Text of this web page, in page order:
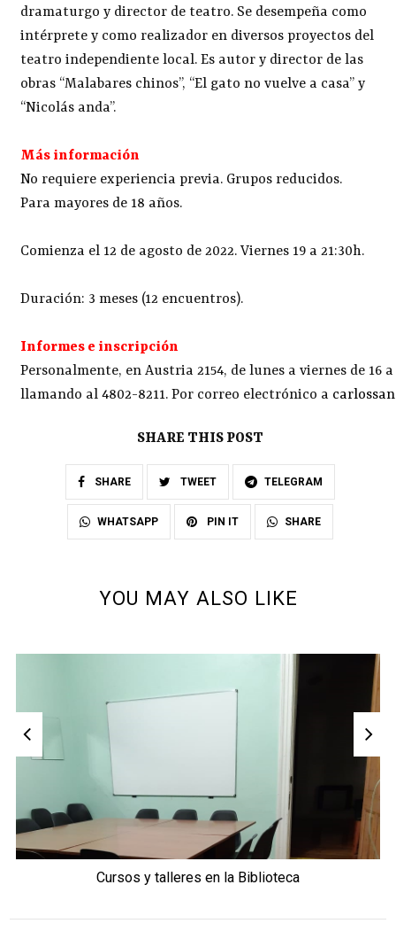
dramaturgo y director de teatro. Se desempeña como
intérprete y como realizador en diversos proyectos del
teatro independiente local. Es autor y director de las
obras “Malabares chinos”, “El gato no vuelve a casa” y
“Nicolás anda”.
Más información
No requiere experiencia previa. Grupos reducidos.
Para mayores de 18 años.
Comienza el 12 de agosto de 2022. Viernes 19 a 21:30h.
Duración: 3 meses (12 encuentros).
Informes e inscripción
Personalmente, en Austria 2154, de lunes a viernes de
llamando al 4802-8211. Por correo electrónico a
SHARE THIS POST
SHARE TWEET TELEGRAM
WHATSAPP PIN IT SHARE
YOU MAY ALSO LIKE
Cursos y talleres en la Biblioteca